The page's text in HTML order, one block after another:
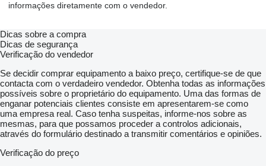
informações diretamente com o vendedor.
Dicas sobre a compra
Dicas de segurança
Verificação do vendedor
Se decidir comprar equipamento a baixo preço, certifique-se de que
contacta com o verdadeiro vendedor. Obtenha todas as informações
possíveis sobre o proprietário do equipamento. Uma das formas de
enganar potenciais clientes consiste em apresentarem-se como
uma empresa real. Caso tenha suspeitas, informe-nos sobre as
mesmas, para que possamos proceder a controlos adicionais,
através do formulário destinado a transmitir comentários e opiniões.
Verificação do preço